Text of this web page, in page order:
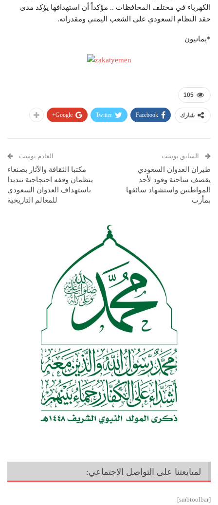
الكهرباء في مختلف المحافظات .. مؤكداً أن استهدافها يؤكد مدى
حقد النظام السعودي على الشعب اليمني ومقدراته.
*يمانيون
105
شارك Facebook
Twitter
Google+
السابق بوست
طيران العدوان السعودي
يقصف شاحنة وقود لأحد
المواطنين واستشهاد سائقها
بمأرب
القادم بوست
مكتبا الثقافة والآثار بصنعاء
ينظمان وقفه احتجاجية تنديدا
باستهداف العدوان السعودي
للمعالم التاريخية
لمتابعتنا على التواصل الاجتماعي:
[smbtoolbar]